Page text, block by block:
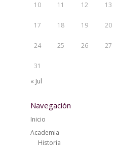
10 11 12 13
17 18 19 20
24 25 26 27
31
« Jul
Navegación
Inicio
Academia
Historia